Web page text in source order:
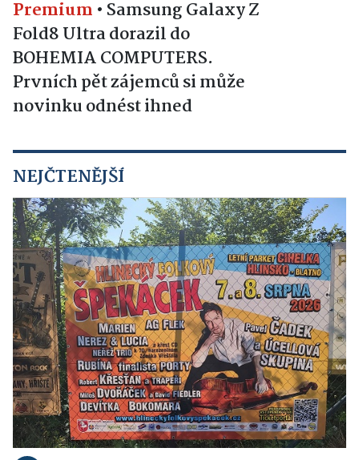
Premium • Samsung Galaxy Z
Fold8 Ultra dorazil do
BOHEMIA COMPUTERS.
Prvních pět zájemců si může
novinku odnést ihned
NEJČTENĚJŠÍ